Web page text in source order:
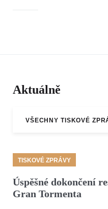
Aktuálně
VŠECHNY TISKOVÉ
TISKOVÉ ZPRÁVY
Úspěšné dokončení
Gran Tormenta